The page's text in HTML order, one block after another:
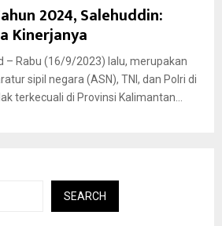
2024, Salehuddin:
Kinerjanya
– Rabu (16/9/2023) lalu, merupakan
sipil negara (ASN), TNI, dan Polri di
terkecuali di Provinsi Kalimantan...
SEARCH